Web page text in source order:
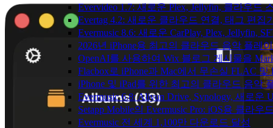
Evervideo 1.7: 새로운 Plex, Jellyfin, 클라우드
Evertag 4.2: 새로운 클라우드 연결, 태그 편집
Evermusic 8.6: 새로운 CarPlay, Plex, Jellyfin,
2026년 iPhone용 최고의 클라우드 음악 플레
OpenAI를 사용하여 Wix 블로그 게시물을
Flacbox로 iPhone과 Mac에서 무손실 FLAC 및
iPhone 및 iPad를 위한 최고의 클라우드 음악
Evermusic 6.8: Aliyun Drive, Synology, 새로운
Setapp Mobile의 Evermusic Pro: iOS용 클라우
Evermusic 전 세계 1,100만 다운로드 달성